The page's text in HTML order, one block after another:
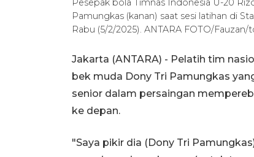
Pesepak bola Timnas Indonesia U-20
Pamungkas (kanan) saat sesi latihan di
Rabu (5/2/2025). ANTARA FOTO/
Jakarta (ANTARA) - Pelatih tim
bek muda Dony Tri Pamungkas
senior dalam persaingan
ke depan.
"Saya pikir dia (Dony Tri